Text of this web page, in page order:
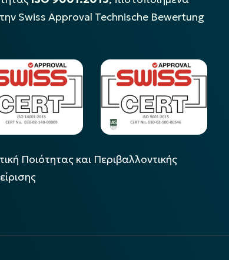
Swiss Approval Technische Bewertung
Ποιότητας και Περιβαλλοντικής